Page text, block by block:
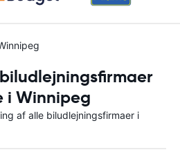
Winnipeg
af alle biludlejningsfirmaer i